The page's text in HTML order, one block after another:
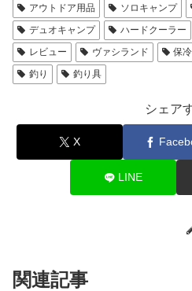
アウトドア用品
ソロキャンプ
デュオキャンプ
ハードクーラー
レビュー
ヴァシランド 保
釣り
釣り具
シェア
X
LINE
関連記事